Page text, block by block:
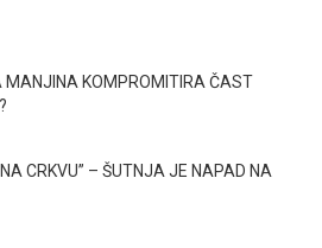
MANJINA KOMPROMITIRA ČAST
CRKVU” – ŠUTNJA JE NAPAD NA